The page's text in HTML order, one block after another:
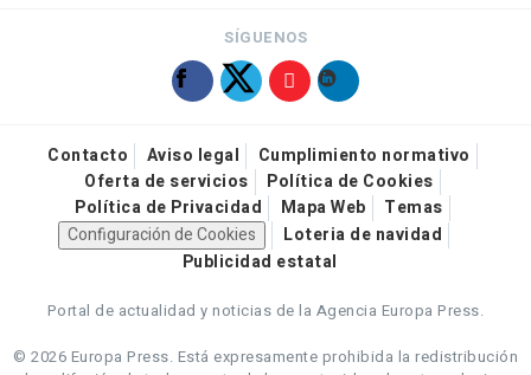
SÍGUENOS
Contacto Aviso legal
Cumplimiento normativo
Oferta de servicios
Política de Cookies
Política de Privacidad
Mapa Web
Temas
Configuración de Cookies
Loteria de navidad
Publicidad estatal
Portal de actualidad y noticias de la Agencia Europa Press.
© 2026 Europa Press. Está expresamente prohibida la redistribución